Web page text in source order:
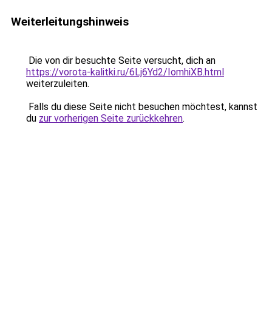
Weiterleitungshinweis
Die von dir besuchte Seite versucht, dich an
https://vorota-kalitki.ru/6Lj6Yd2/IomhiXB.html
weiterzuleiten.
Falls du diese Seite nicht besuchen möchtest, kannst
du zur vorherigen Seite zurückkehren.